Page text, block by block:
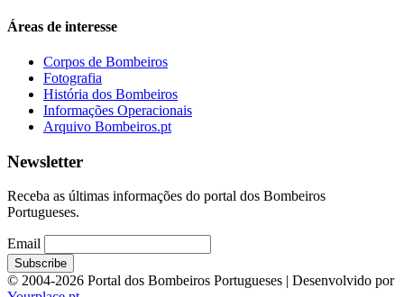
Áreas de interesse
Corpos de Bombeiros
Fotografia
História dos Bombeiros
Informações Operacionais
Arquivo Bombeiros.pt
Newsletter
Receba as últimas informações do portal dos Bombeiros
Portugueses.
Email
© 2004-2026 Portal dos Bombeiros Portugueses | Desenvolvido por